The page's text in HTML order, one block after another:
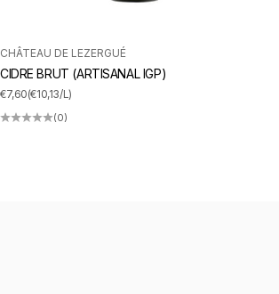
CHÂTEAU DE LEZERGUÉ
CIDRE BRUT (ARTISANAL IGP)
ANGEBOT
€7,60(€10,13/L)
(0)